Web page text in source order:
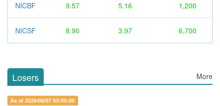
NICBF 9.57 5.16 1,200
NICSF 8.90 3.97 6,700
Losers More
As of 2026/08/07 03:00:00